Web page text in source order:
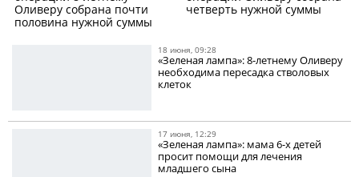
Оливеру собрана почти
половина нужной суммы
четверть нужной суммы
18 июня, 09:28
«Зеленая лампа»: 8-летнему Оливеру
необходима пересадка стволовых
клеток
17 июня, 12:29
«Зеленая лампа»: мама 6-х детей
просит помощи для лечения
младшего сына